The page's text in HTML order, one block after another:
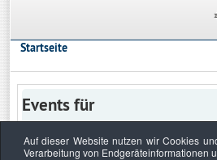
Startseite
Events für
Auf dieser Website nutzen wir Cookies
Verarbeitung von Endgeräteinformationen